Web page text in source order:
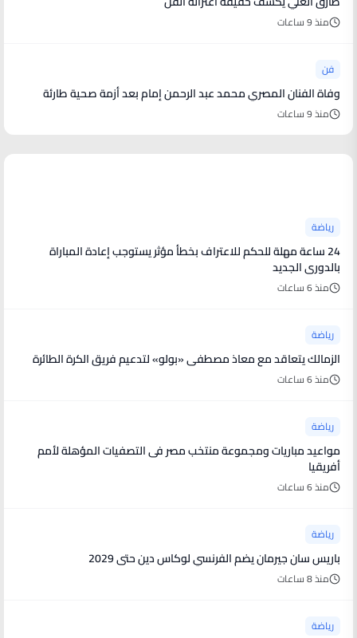
منذ 9 ساعات
فن
وفاة الفنان المصري محمد عبد الرحمن إمام بعد أزمة صحية طارئة
منذ 9 ساعات
رياضة
24 ساعة مهلة للحكم للاعتراف بخطأ مؤثر يستوجب إعادة المباراة
بالدورى الجديد
منذ 6 ساعات
رياضة
الزمالك يتعاقد مع معاذ مصطفى «بولو» لتدعيم فريق الكرة الطائرة
منذ 6 ساعات
رياضة
مواعيد مباريات ومجموعة منتخب مصر فى التصفيات المؤهلة لأمم
أفريقيا
منذ 6 ساعات
رياضة
باريس سان جيرمان يضم الفرنسي لوكاس دين حتى 2029
منذ 8 ساعات
رياضة